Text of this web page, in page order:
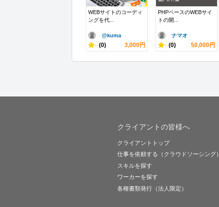
WEBサイトのコーディ
ングを代...
@kuma
- (0) 3,000円
PHPベースのWEBサイ
トの開...
ナマオ
- (0) 50,000円
クライアントの皆様へ
クライアントトップ
仕事を依頼する（クラウドソーシング）
スキルを探す
ワーカーを探す
各種書類発行（法人限定）